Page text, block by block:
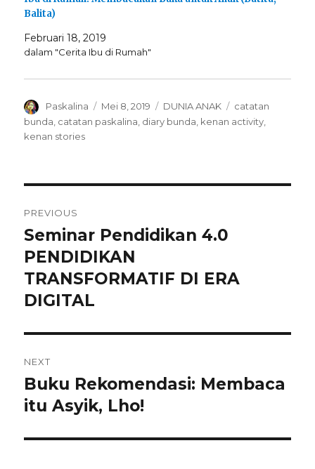
Balita)
Februari 18, 2019
dalam "Cerita Ibu di Rumah"
Author
Paskalina
Posted
on
Mei 8, 2019 Categories
DUNIA ANAK Tags
catatan
bunda catatan paskalina diary bunda kenan activity
kenan stories
pos
PREVIOUS
Previous
post:
Seminar Pendidikan 4.0
PENDIDIKAN
TRANSFORMATIF DI ERA
DIGITAL
NEXT
Next
post:
Buku Rekomendasi: Membaca
itu Asyik, Lho!